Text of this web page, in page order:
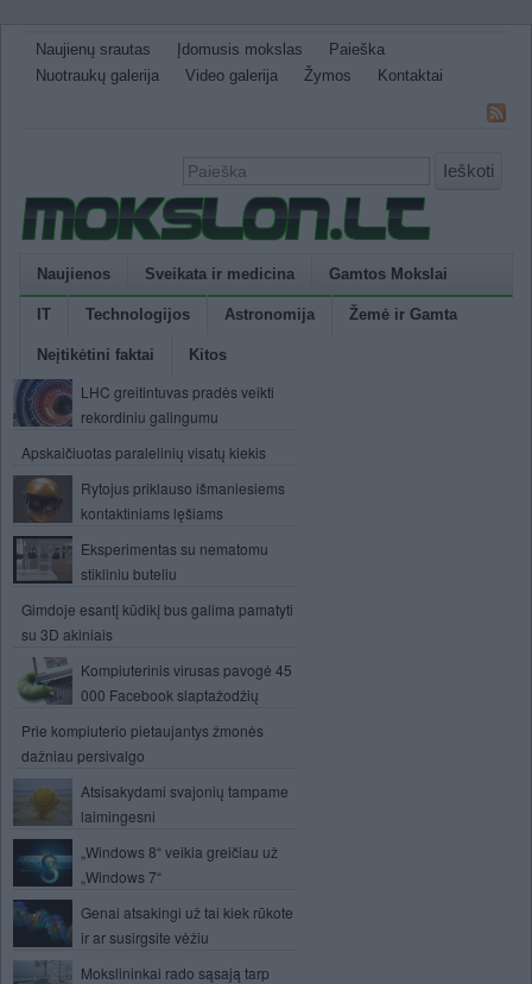
Naujienų srautas Įdomusis mokslas
Paieška
Nuotraukų galerija
Video galerija Žymos Kontaktai
Ieškoti
Naujienos Sveikata ir medicina Gamtos Mokslai
IT Technologijos Astronomija Žemė ir Gamta
Neįtikėtini faktai Kitos
LHC greitintuvas pradės veikti
rekordiniu galingumu
Apskaičiuotas paralelinių visatų kiekis
Rytojus priklauso išmaniesiems
kontaktiniams lęšiams
Eksperimentas su nematomu
stikliniu buteliu
Gimdoje esantį kūdikį bus galima pamatyti
su 3D akiniais
Kompiuterinis virusas pavogė 45
000 Facebook slaptažodžių
Prie kompiuterio pietaujantys žmonės
dažniau persivalgo
Atsisakydami svajonių tampame
laimingesni
„Windows 8“ veikia greičiau už
„Windows 7“
Genai atsakingi už tai kiek rūkote
ir ar susirgsite vėžiu
Mokslininkai rado sąsają tarp